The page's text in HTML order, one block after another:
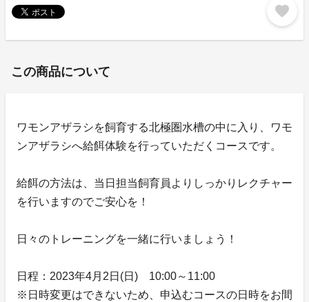
favorite
この商品について
ワモンアザラシを飼育する北極圏水槽の中に入り、ワモ
ンアザラシへ給餌体験を行っていただくコースです。
給餌の方法は、当日担当飼育員よりしっかりレクチャー
を行いますのでご安心を！
日々のトレーニングを一緒に行いましょう！
日程：2023年4月2日(日) 10:00～11:00
※日時変更はできないため、申込むコースの日時をお間